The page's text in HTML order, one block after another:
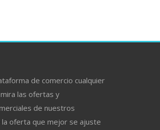
de comercio cualquier
las ofertas y
de nuestros
la oferta que mejor se ajuste